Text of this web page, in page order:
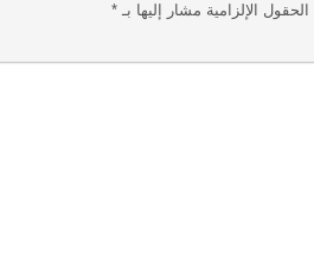
الحقول الإلزامية مشار إليها بـ *